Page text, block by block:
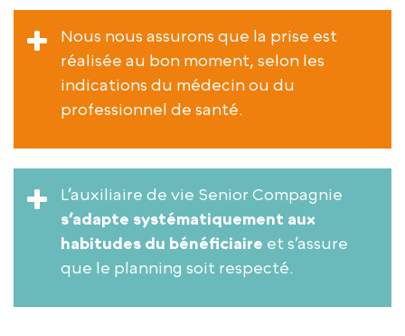
Nous nous assurons que la prise est
réalisée au bon moment, selon les
indications du médecin ou du
professionnel de santé.
L’auxiliaire de vie Senior Compagnie
s’adapte systématiquement aux
habitudes du bénéficiaire et s’assure
que le planning soit respecté.